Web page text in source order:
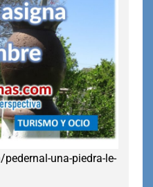
una-piedra-le-